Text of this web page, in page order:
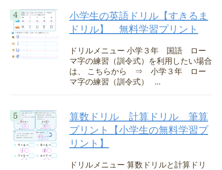
小学生の英語ドリル【すきるま
ドリル】 無料学習プリント
ドリルメニュー 小学３年 国語 ロー
マ字の練習（訓令式）を利用したい場合
は、 こちらから ⇒ 小学３年 ロー
マ字の練習（訓令式） ...
算数ドリル 計算ドリル 筆算
プリント【小学生の無料学習プ
リント】
ドリルメニュー 算数ドリルと計算ドリ